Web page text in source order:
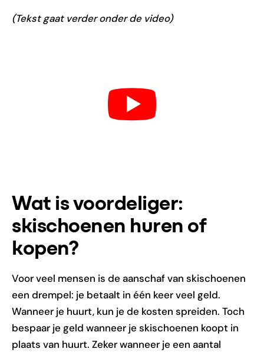
(Tekst gaat verder onder de video)
Wat is voordeliger:
skischoenen huren of
kopen?
Voor veel mensen is de aanschaf van skischoenen
een drempel: je betaalt in één keer veel geld.
Wanneer je huurt, kun je de kosten spreiden. Toch
bespaar je geld wanneer je skischoenen koopt in
plaats van huurt. Zeker wanneer je een aantal